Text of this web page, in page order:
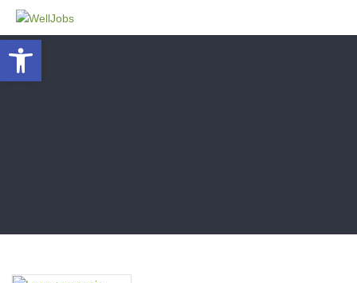
Deschide bara de unelte